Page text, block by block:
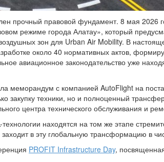
прочный правовой фундамент. 8 мая 2026
режиме города Алатау», который
зон для Urban Air Mobility. В
около 40 нормативных актов,
авиационное законодательство уже
меморандум с компанией AutoFlight на
закупку техники, но и полноценный
центра технического обслуживания и
находятся на том же этапе
в эту глобальную трансформацию в
PROFIT Infrastructure Day,